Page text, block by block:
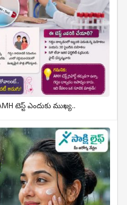
టెస్ట్ ఎందుకు ముఖ్య..